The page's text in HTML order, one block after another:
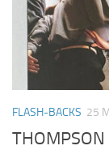
FLASH-BACKS 25